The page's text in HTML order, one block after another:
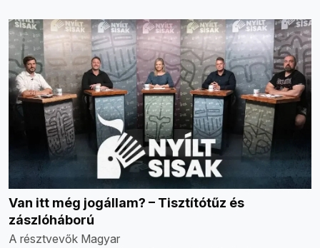
Van itt még jogállam? – Tisztítótűz és
zászlóháború
A résztvevők Magyar